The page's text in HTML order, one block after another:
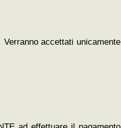
accettati unicamente